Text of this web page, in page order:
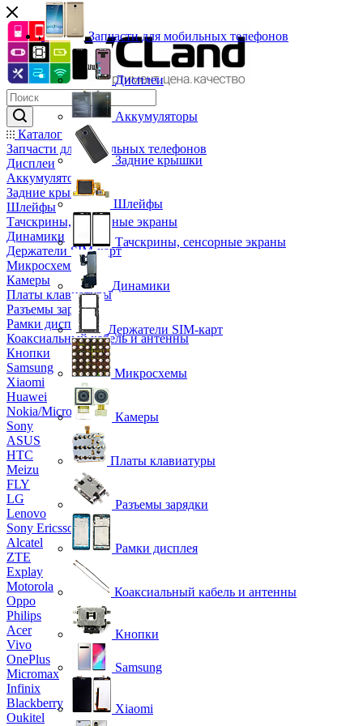
Каталог
Запчасти для мобильных телефонов
Дисплеи
Аккумуляторы
Задние крышки
Шлейфы
Тачскрины, сенсорные экраны
Динамики
Держатели SIM-карт
Микросхемы
Камеры
Платы клавиатуры
Разъемы зарядки
Рамки дисплея
Коаксиальный кабель и антенны
Кнопки
Samsung
Xiaomi
Huawei
Nokia/Microsoft
Sony
ASUS
HTC
Meizu
FLY
LG
Lenovo
Sony Ericsson
Alcatel
ZTE
Explay
Motorola
Oppo
Philips
Acer
Vivo
OnePlus
Micromax
Infinix
Blackberry
Oukitel
Запчасти для мобильных телефонов
Дисплеи
Аккумуляторы
Задние крышки
Шлейфы
Тачскрины, сенсорные экраны
Динамики
Держатели SIM-карт
Микросхемы
Камеры
Платы клавиатуры
Разъемы зарядки
Рамки дисплея
Коаксиальный кабель и антенны
Кнопки
Samsung
Xiaomi